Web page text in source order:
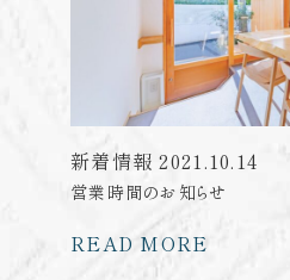
新着情報 2021.10.14
営業時間のお知らせ
READ MORE